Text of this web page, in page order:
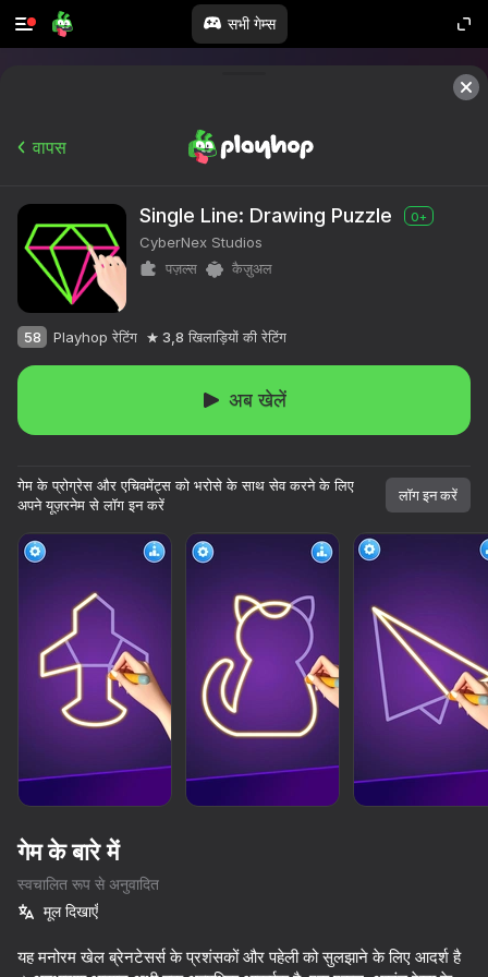
सभी गेम्स
Piano World
Music Ball Hop
Rubber Ball 3D
Neon Tower
वापस
Single Line: Drawing Puzzle 0+
CyberNex Studios
पज़ल्स
कैज़ुअल
58 Playhop रेटिंग 3,8 खिलाड़ियों की रेटिंग
अब खेलें
गेम के प्रोग्रेस और एचिवमेंट्स को भरोसे के साथ सेव करने के लिए
अपने यूज़रनेम से लॉग इन करें
लॉग इन करें
गेम के बारे में
स्वचालित रूप से अनुवादित
मूल दिखाएँ
यह मनोरम खेल ब्रेनटेसर्स के प्रशंसकों और पहेली को सुलझाने के लिए आदर्श है